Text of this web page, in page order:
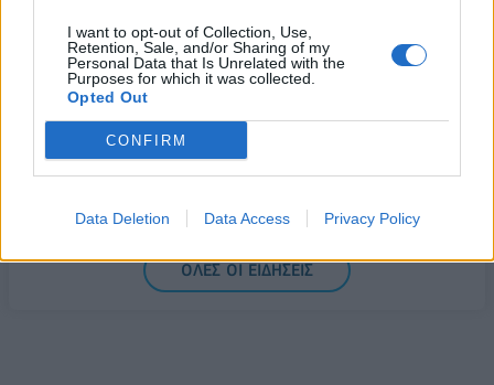
I want to opt-out of Collection, Use,
Retention, Sale, and/or Sharing of my
Personal Data that Is Unrelated with the
Purposes for which it was collected.
Opted Out
CONFIRM
Data Deletion Data Access Privacy Policy
Κορυφώνεται η έξοδος του Αυγούστου – Πάνω από
56.000 επιβάτες αναχωρούν σήμερα από τα
λιμάνια της Αττικής
08/08/2026 - 14:30 ΕΛΛΑΔΑ
Δυτική Αττική: Η επόμενη ημέρα μετά τις πυρκαγιές
βροχές
08/08/2026 - 14:08 ΕΛΛΑΔΑ
Ειδικό Χωροταξικό για τον Τουρισμό: Οι νέοι
ΟΛΕΣ ΟΙ ΕΙΔΗΣΕΙΣ